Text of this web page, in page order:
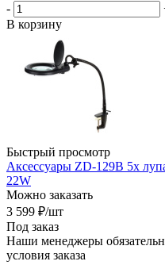
-
В корзину
Быстрый просмотр
Аксессуары ZD-129B 5x
22W
Можно заказать
3 599 ₽/шт
Под заказ
Наши менеджеры
условия заказа